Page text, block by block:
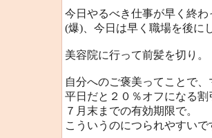
今日やるべき仕事が早く終
(爆)、今日は早く職場を後に
美容院に行って前髪を切り。
自分へのご褒美ってことで
平日だと２０％オフになる
７月末までの有効期限で。
こういうのにつられやすいで